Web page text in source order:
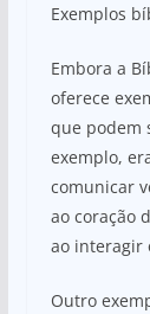
Exemplos
Embora a
oferece
que podem
exemplo,
comunicar
ao coração
ao interagir
Outro